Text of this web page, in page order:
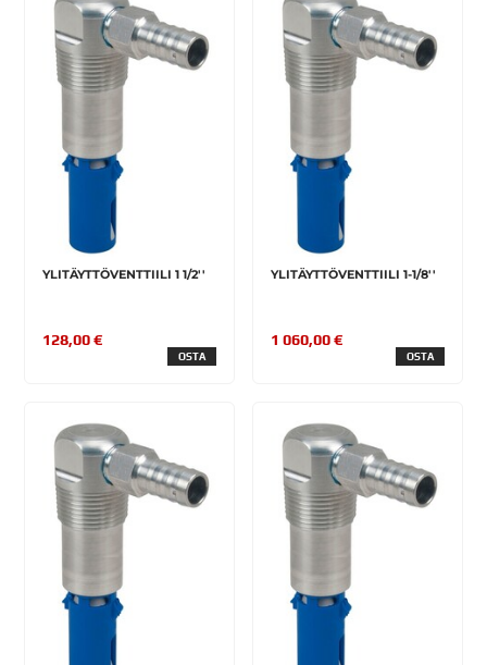
YLITÄYTTÖVENTTIILI 1 1/2''
128,00 €
OSTA
YLITÄYTTÖVENTTIILI 1-1/8''
1 060,00 €
OSTA